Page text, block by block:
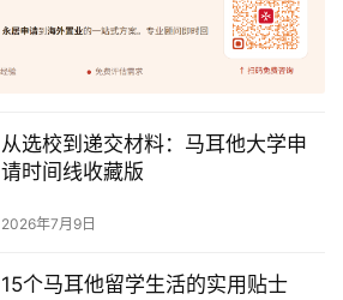
从选校到递交材料：马耳他大学申
请时间线收藏版
2026年7月9日
15个马耳他留学生活的实用贴士